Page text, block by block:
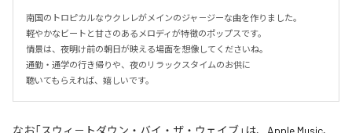
南国のトロピカルなウクレレがメインのジャ－ジーな曲を作りました。
軽やかなビートと甘さのあるメロディが特徴のポップスです。
情景は、夜明け前の朝日が映える場面を想像してくださいね。
通勤・通学の行き帰りや、夜のリラックスタイムのお供に
聴いてもらえれば、嬉しいです。